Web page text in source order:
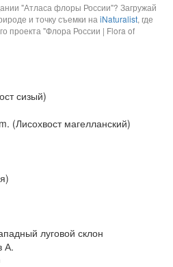
"Атласа флоры России"? Загружай
и точку съемки на iNaturalist, где
проекта "Флора России | Flora of
сизый)
(Лисохвост магелланский)
луговой склон
А.